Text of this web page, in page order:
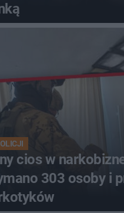
cios w
i przejęto 72